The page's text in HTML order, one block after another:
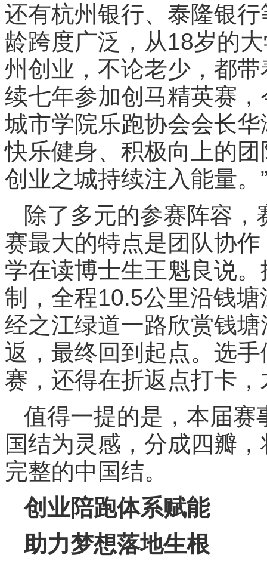
还有杭州银行、泰隆银行
龄跨度广泛，从18岁的
州创业，不论老少，都
续七年参加创马精英赛
城市学院乐跑协会会长
快乐健身、积极向上的
创业之城持续注入能量。
除了多元的参赛阵容，
赛最大的特点是团队协
学在读博士生王魁良说
制，全程10.5公里沿钱
经之江绿道一路欣赏钱
返，最终回到起点。选
赛，还得在折返点打卡，
值得一提的是，本届赛
国结为灵感，分成四瓣
完整的中国结。
创业陪跑体系赋能
助力梦想落地生根